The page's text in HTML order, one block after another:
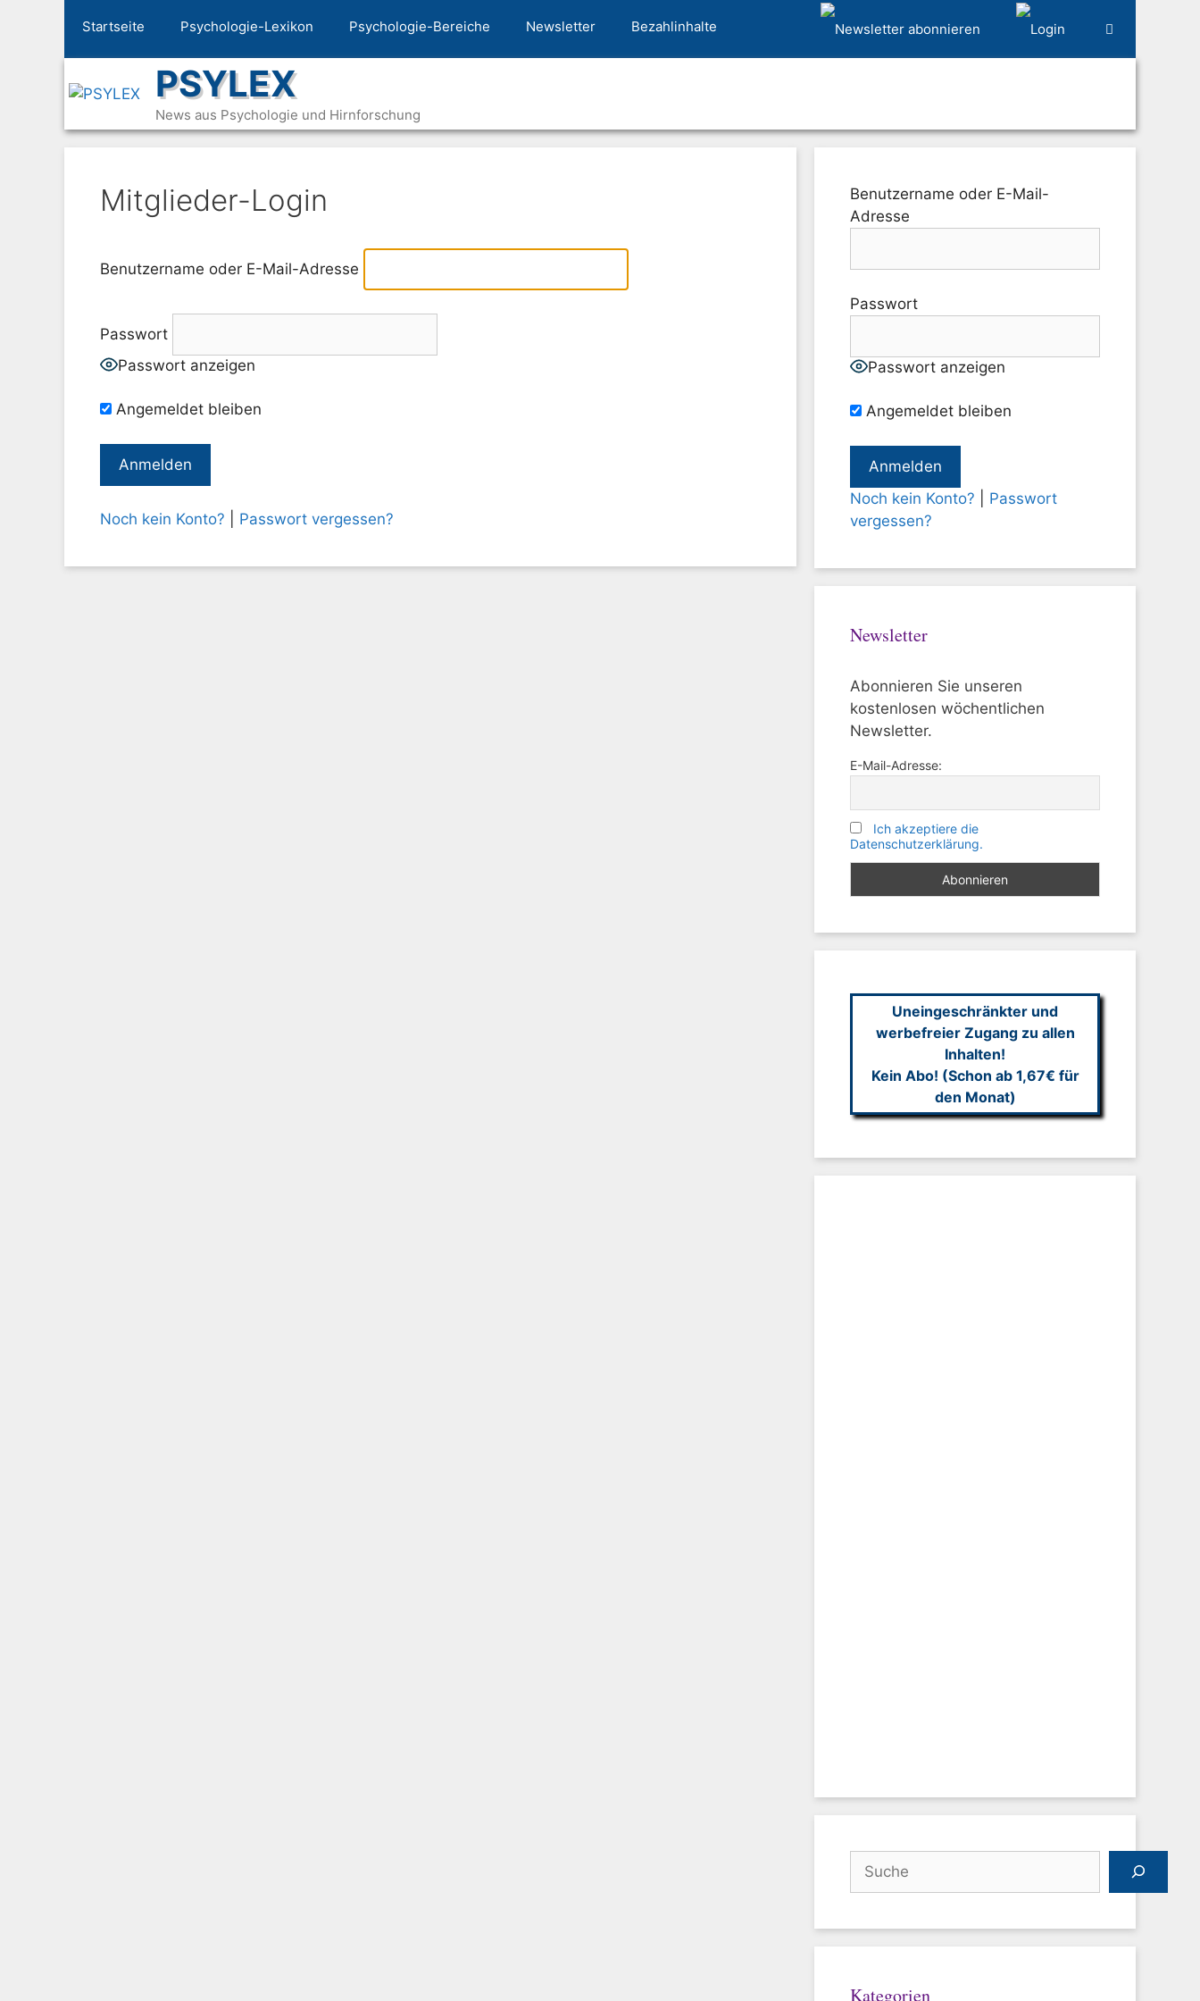
Startseite Psychologie-Lexikon Psychologie-Bereiche Newsletter Bezahlinhalte
PSYLEX
News aus Psychologie und Hirnforschung
Mitglieder-Login
Benutzername oder E-Mail-Adresse
Passwort
Passwort anzeigen
Angemeldet bleiben
Noch kein Konto? Passwort vergessen?
Benutzername oder E-Mail-
Adresse
Passwort
Passwort anzeigen
Angemeldet bleiben
Noch kein Konto?
Passwort
vergessen?
Newsletter
Abonnieren Sie unseren
kostenlosen wöchentlichen
Newsletter.
E-Mail-Adresse:
Ich akzeptiere die
Datenschutzerklärung.
Uneingeschränkter und
werbefreier Zugang zu allen
Inhalten!
Kein Abo! (Schon ab 1,67€ für
den Monat)
Kategorien